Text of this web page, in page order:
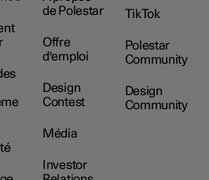
de Polestar
Offre
d'emploi
Design
Contest
Média
Investor
TikTok
Polestar
Community
Design
Community